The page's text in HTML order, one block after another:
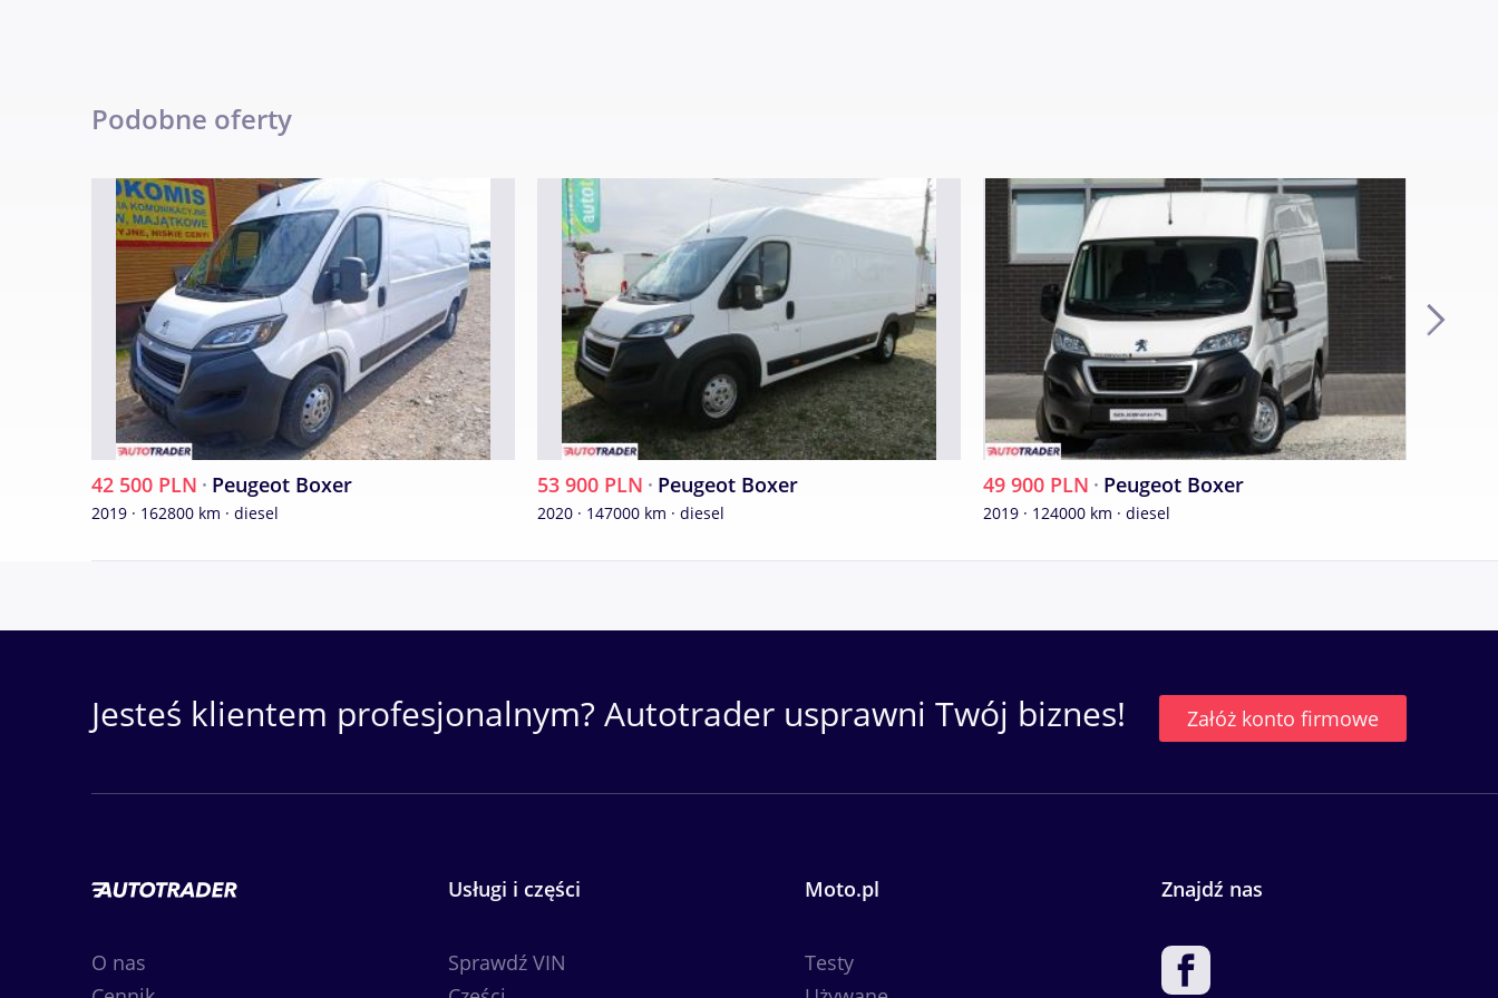
- gwarancja oryginalności przebiegu
Pełna oferta i warunki gwarancji w biurze komisu AUTOKASPER, Jasło, ul. Towarowa 30; lub pod nr tel.
Pokaż numer
Podobne oferty
42 500 PLN · Peugeot Boxer
2019 · 162800 km · diesel
53 900 PLN · Peugeot Boxer
2020 · 147000 km · diesel
49 900 PLN · Peugeot Boxer
2019 · 124000 km · diesel
Jesteś klientem profesjonalnym? Autotrader usprawni Twój biznes! Załóż konto firmowe
O nas
Usługi i części
Sprawdź VIN
Moto.pl
Testy
Znajdź nas